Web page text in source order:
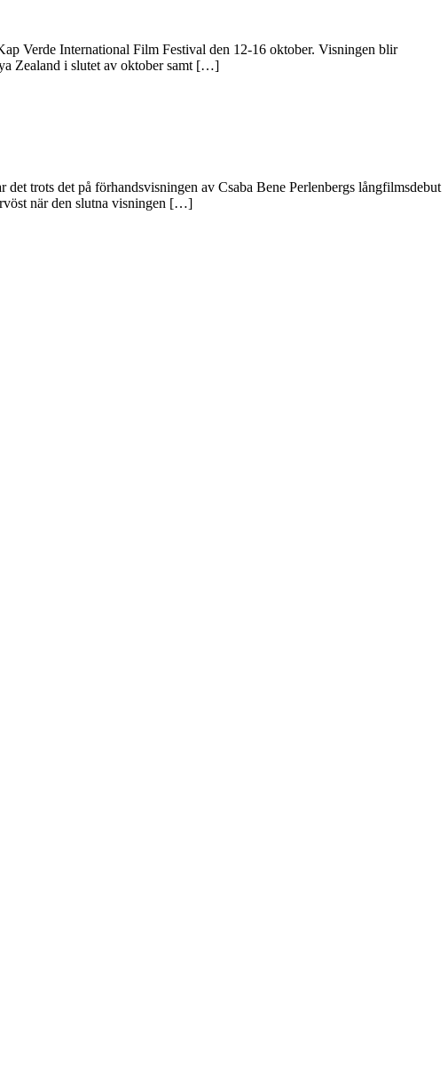
Verde International Film Festival den 12-16 oktober. Visningen blir
Zealand i slutet av oktober samt […]
trots det på förhandsvisningen av Csaba Bene Perlenbergs långfilmsdebut
när den slutna visningen […]